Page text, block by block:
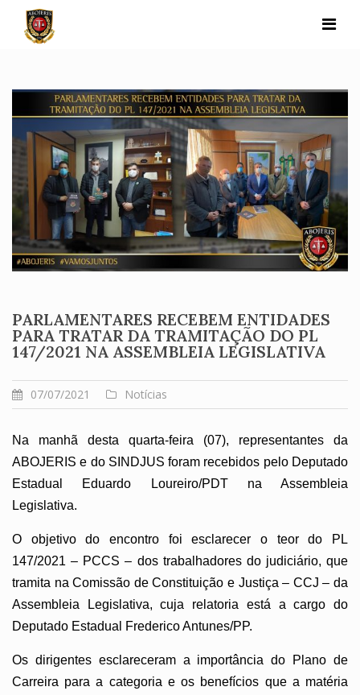
content
PARLAMENTARES RECEBEM ENTIDADES
PARA TRATAR DA TRAMITAÇÃO DO PL
147/2021 NA ASSEMBLEIA LEGISLATIVA
07/07/2021 Notícias
Na manhã desta quarta-feira (07), representantes da
ABOJERIS e do SINDJUS foram recebidos pelo Deputado
Estadual Eduardo Loureiro/PDT na Assembleia
Legislativa.
O objetivo do encontro foi esclarecer o teor do PL
147/2021 – PCCS – dos trabalhadores do judiciário, que
tramita na Comissão de Constituição e Justiça – CCJ – da
Assembleia Legislativa, cuja relatoria está a cargo do
Deputado Estadual Frederico Antunes/PP.
Os dirigentes esclareceram a importância do Plano de
Carreira para a categoria e os benefícios que a matéria